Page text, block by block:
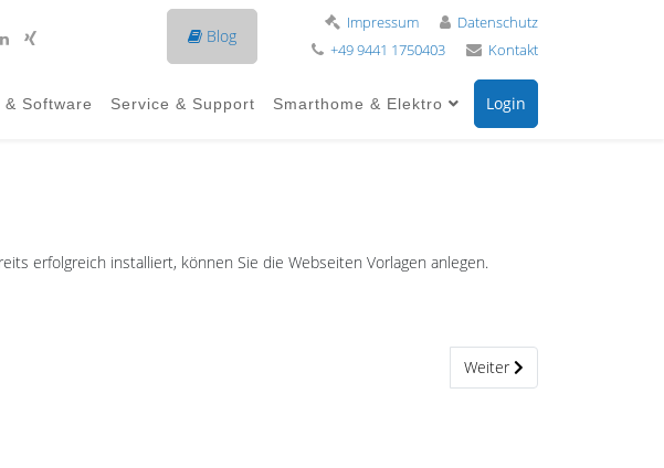
Blog
Impressum
Datenschutz
+49 9441 1750403
Kontakt
Software Service & Support Smarthome & Elektro Login
erfolgreich installiert, können Sie die Webseiten Vorlagen anlegen.
Nächster Beitrag:
Weiter